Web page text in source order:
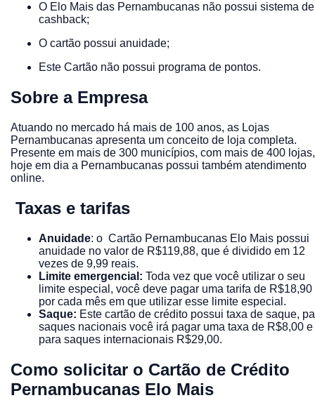
O Elo Mais das Pernambucanas não possui sistema de
cashback;
O cartão possui anuidade;
Este Cartão não possui programa de pontos.
Sobre a Empresa
Atuando no mercado há mais de 100 anos, as Lojas
Pernambucanas apresenta um conceito de loja completa.
Presente em mais de 300 municípios, com mais de 400 lojas,
hoje em dia a Pernambucanas possui também atendimento
online.
Taxas e tarifas
Anuidade: o Cartão Pernambucanas Elo Mais possui
anuidade no valor de R$119,88, que é dividido em 12
vezes de 9,99 reais.
Limite emergencial: Toda vez que você utilizar o seu
limite especial, você deve pagar uma tarifa de R$18,90
por cada mês em que utilizar esse limite especial.
Saque: Este cartão de crédito possui taxa de saque,
saques nacionais você irá pagar uma taxa de R$8,00 e
para saques internacionais R$29,00.
Como solicitar o Cartão de Crédito
Pernambucanas Elo Mais